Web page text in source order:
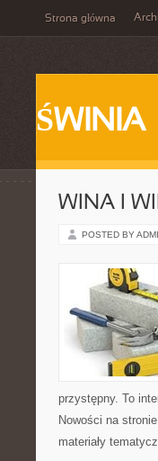
Strona główna
ŚWINIA
WINA I
POSTED BY
przystępny. To
Nowości na
materiały